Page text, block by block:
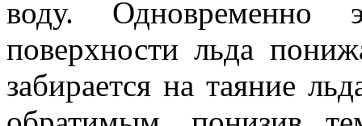
воду. Одновременно
поверхности льда
забирается на таяние